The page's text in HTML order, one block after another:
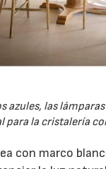
las
para la cristalería
con marco